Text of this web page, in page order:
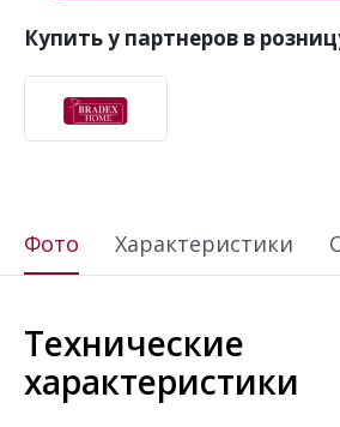
Купить у партнеров в
Фото Характеристики
Технические
характеристики